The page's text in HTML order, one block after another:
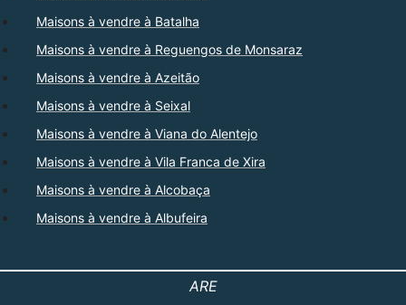
Maisons à vendre à Batalha
Maisons à vendre à Reguengos de Monsaraz
Maisons à vendre à Azeitão
Maisons à vendre à Seixal
Maisons à vendre à Viana do Alentejo
Maisons à vendre à Vila Franca de Xira
Maisons à vendre à Alcobaça
Maisons à vendre à Albufeira
ARE